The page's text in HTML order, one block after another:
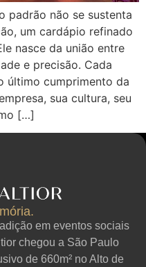
padrão não se sustenta
um cardápio refinado
nasce da união entre
e precisão. Cada
último cumprimento da
sua cultura, seu
[…]
em eventos sociais
chegou a São Paulo
de 660m² no Alto de